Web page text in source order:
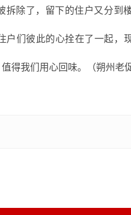
拆除了，留下的住户又分到
户们彼此的心拴在了一起，
得我们用心回味。 （朔州老